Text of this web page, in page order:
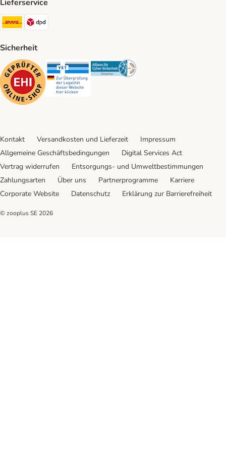
Lieferservice
DHL Shipping Method
Sicherheit
Security Security Security
Kontakt Versandkosten und Lieferzeit
Impressum
Allgemeine Geschäftsbedingungen
Digital Services Act
Vertrag widerrufen
Entsorgungs- und Umweltbestimmungen
Zahlungsarten
Über uns Partnerprogramme
Karriere
Corporate Website
Datenschutz Erklärung zur Barrierefreiheit
© zooplus SE 2026